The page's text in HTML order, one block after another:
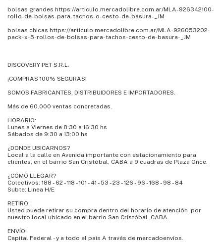
bolsas grandes https://articulo.mercadolibre.com.ar/MLA-926342100-
rollo-de-bolsas-para-tachos-o-cesto-de-basura-_JM
bolsas chicas https://articulo.mercadolibre.com.ar/MLA-926053202-
pack-x-5-rollos-de-bolsas-para-tachos-cesto-de-basura-_JM
DISCOVERY PET S.R.L.
¡COMPRAS 100% SEGURAS!
SOMOS FABRICANTES, DISTRIBUIDORES E IMPORTADORES.
Más de 60.000 ventas concretadas.
HORARIO:
Lunes a Viernes de 8:30 a 16:30 hs
Sábados de 9:30 a 13:00 hs
¿DONDE UBICARNOS?
Local a la calle en Avenida importante con estacionamiento para
clientes, en el barrio San Cristóbal, CABA a 9 cuadras de Plaza Once.
¿CÓMO LLEGAR?
Colectivos: 188 - 62 - 118 - 101 - 41 - 53 - 23 - 126 - 96 - 168 - 98 - 84
Subte: Linea H/E
RETIRO:
Usted puede retirar su compra dentro del horario de atención ,por
nuestro local ubicado en el barrio San Cristóbal ,CABA.
ENVÍO:
Capital Federal - y a todo el pais A través de mercadoenvíos.